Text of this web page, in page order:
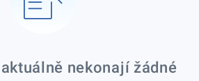
nekonají žádné